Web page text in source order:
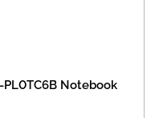
PL0TC6B Notebook